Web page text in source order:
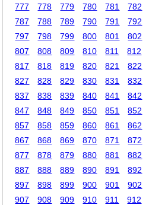
777
778 779 780 781 782
787
788 789 790 791 792
797
798 799 800 801 802
807
808 809 810 811 812
817
818 819 820 821 822
827
828 829 830 831 832
837
838 839 840 841 842
847
848 849 850 851 852
857
858 859 860 861 862
867
868 869 870 871 872
877
878 879 880 881 882
887
888 889 890 891 892
897
898 899 900 901 902
907
908 909 910 911 912